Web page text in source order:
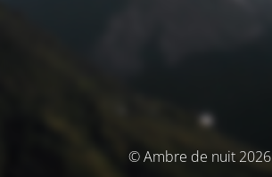
© Ambre de nuit 2026